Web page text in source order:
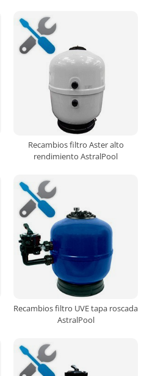
Recambios filtro Aster alto
rendimiento AstralPool
Recambios filtro UVE tapa roscada
AstralPool